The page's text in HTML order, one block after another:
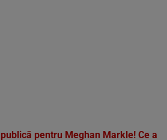
pentru Meghan Markle! Ce a